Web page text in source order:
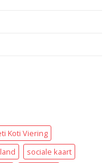
Koti Viering
sociale kaart